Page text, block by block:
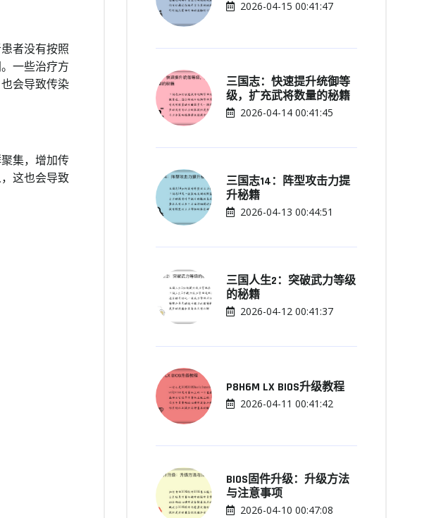
者没有按照
一些治疗方
会导致传染
集，增加传
这也会导致
2026-04-15 00:41:47
三国志：快速提升统御等
级，扩充武将数量的秘籍
2026-04-14 00:41:45
三国志14：阵型攻击力提
升秘籍
2026-04-13 00:44:51
三国人生2：突破武力等级
的秘籍
2026-04-12 00:41:37
P8H6M LX BIOS升级教程
2026-04-11 00:41:42
BIOS固件升级：升级方法
与注意事项
2026-04-10 00:47:08